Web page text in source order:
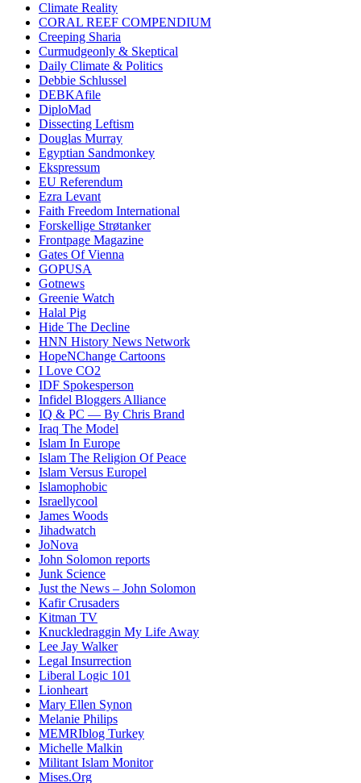
Climate Reality
CORAL REEF COMPENDIUM
Creeping Sharia
Curmudgeonly & Skeptical
Daily Climate & Politics
Debbie Schlussel
DEBKAfile
DiploMad
Dissecting Leftism
Douglas Murray
Egyptian Sandmonkey
Ekspressum
EU Referendum
Ezra Levant
Faith Freedom International
Forskellige Strøtanker
Frontpage Magazine
Gates Of Vienna
GOPUSA
Gotnews
Greenie Watch
Halal Pig
Hide The Decline
HNN History News Network
HopeNChange Cartoons
I Love CO2
IDF Spokesperson
Infidel Bloggers Alliance
IQ & PC — By Chris Brand
Iraq The Model
Islam In Europe
Islam The Religion Of Peace
Islam Versus Europel
Islamophobic
Israellycool
James Woods
Jihadwatch
JoNova
John Solomon reports
Junk Science
Just the News – John Solomon
Kafir Crusaders
Kitman TV
Knuckledraggin My Life Away
Lee Jay Walker
Legal Insurrection
Liberal Logic 101
Lionheart
Mary Ellen Synon
Melanie Philips
MEMRIblog Turkey
Michelle Malkin
Militant Islam Monitor
Mises.Org